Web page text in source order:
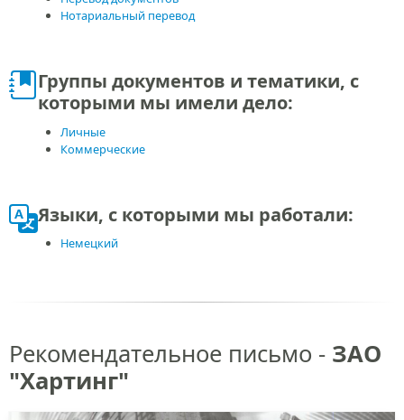
Нотариальный перевод
Группы документов и тематики, с
которыми мы имели дело:
Личные
Коммерческие
Языки, с которыми мы работали:
Немецкий
Рекомендательное письмо - ЗАО
"Хартинг"